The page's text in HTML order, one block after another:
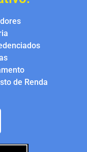
de Renda